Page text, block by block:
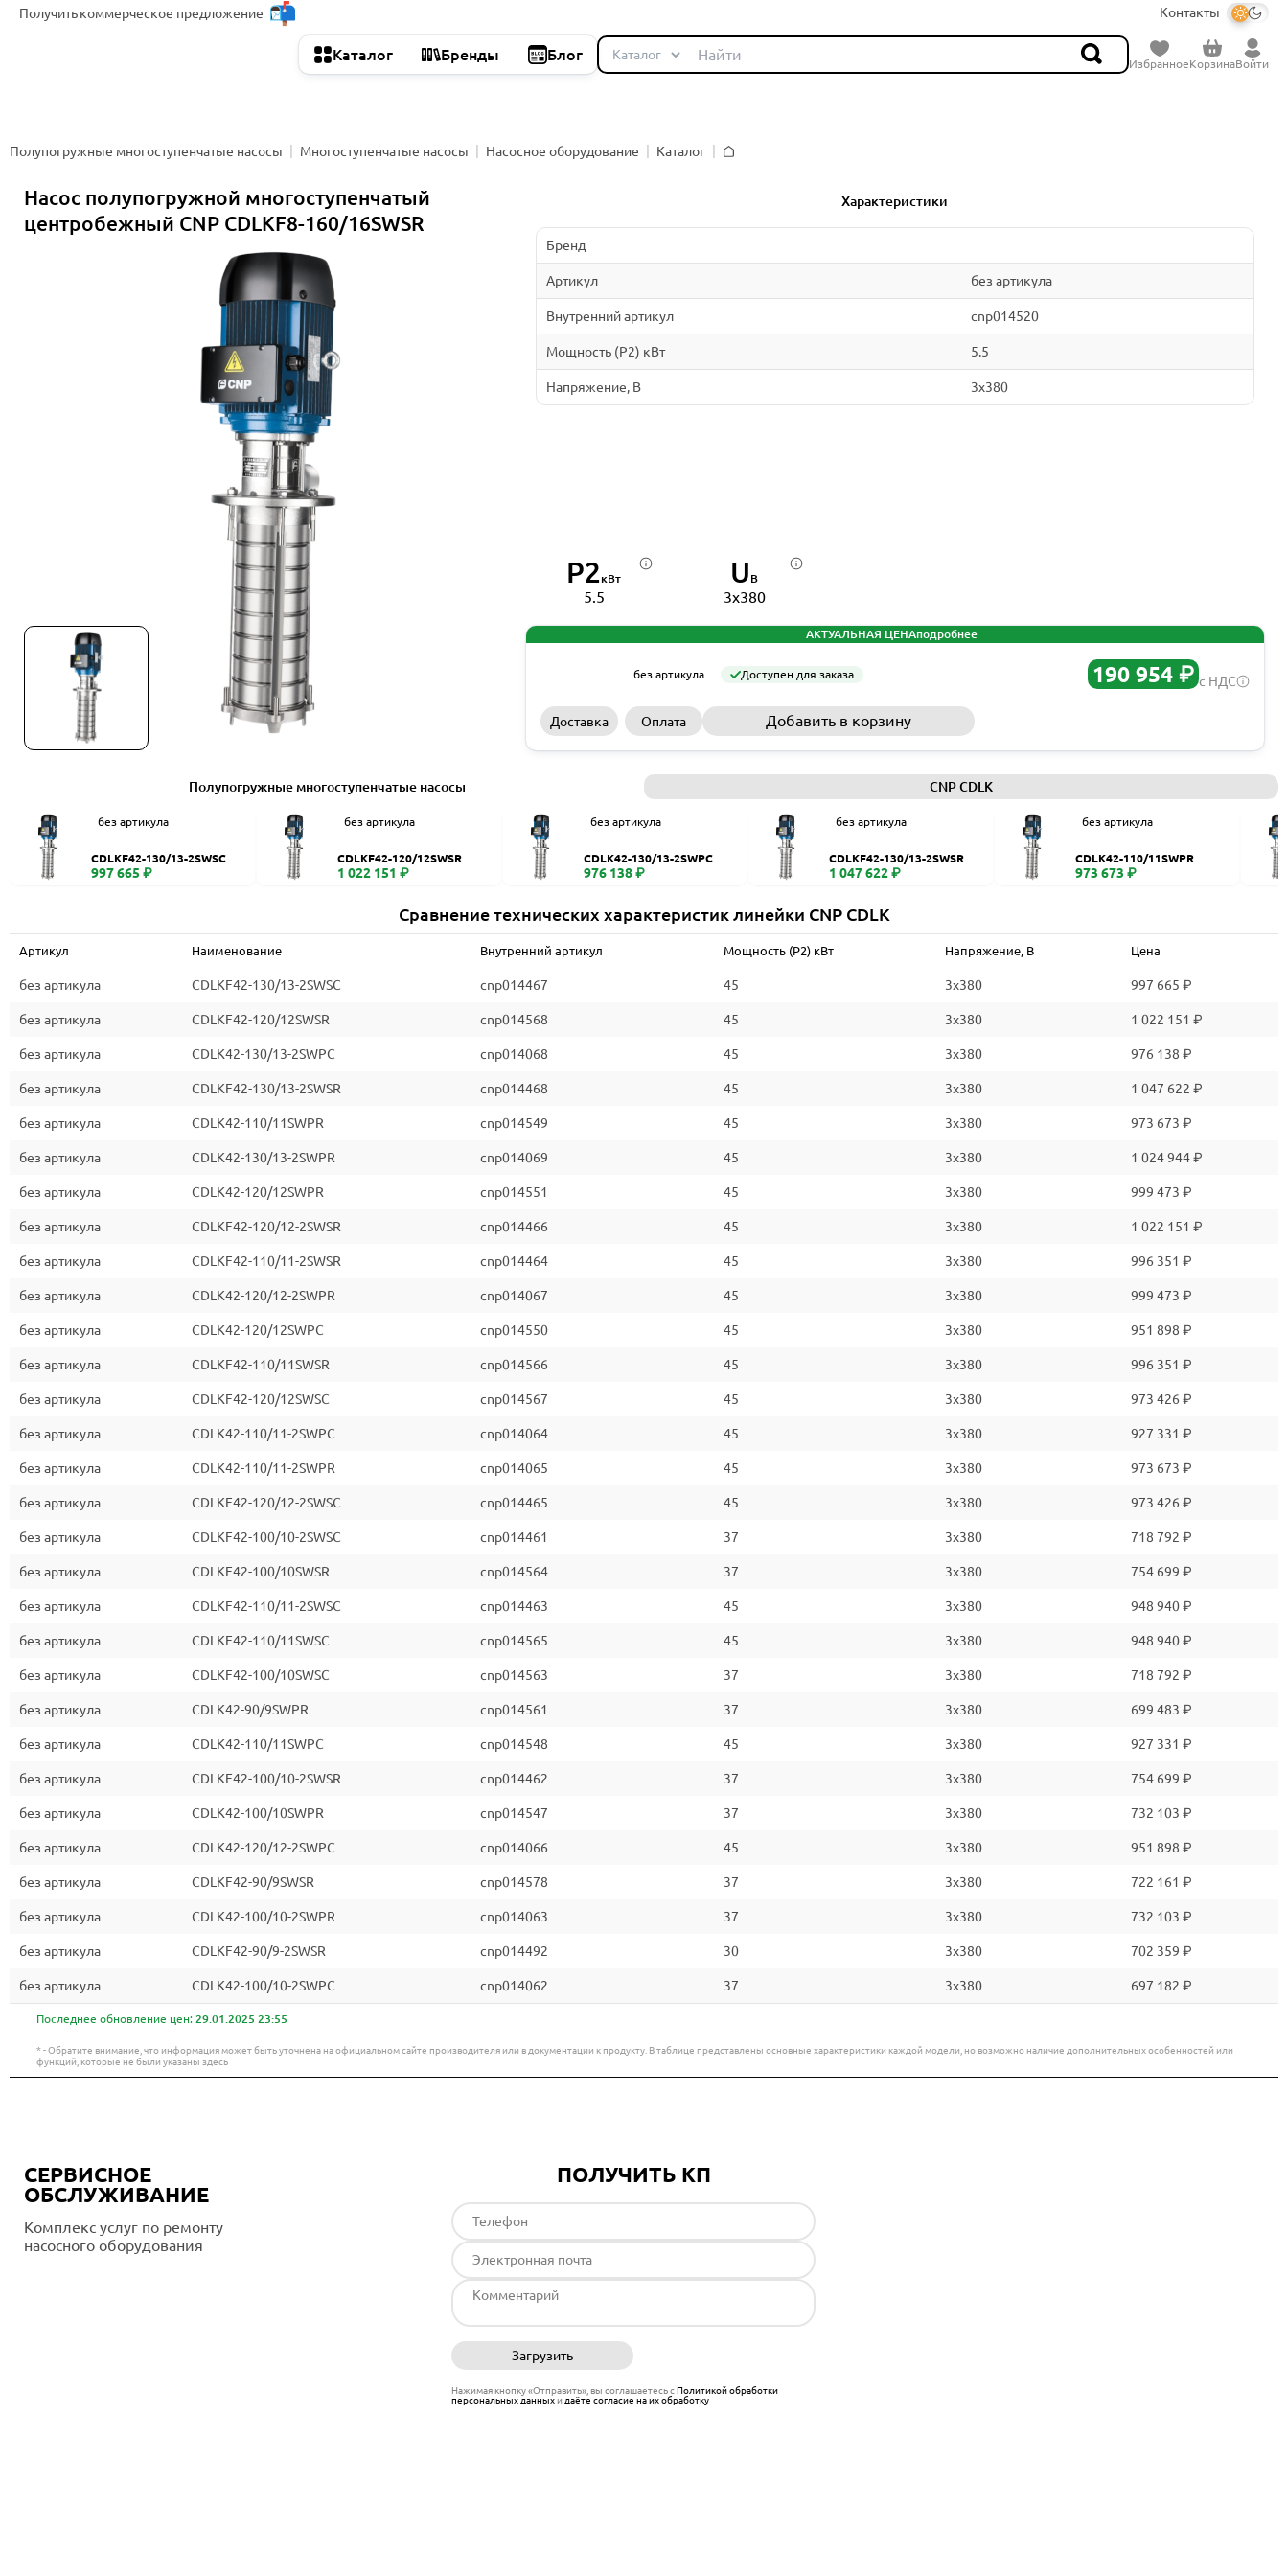
Получитькоммерческое предложение Контакты
Каталог Бренды Блог
ИзбранноеКорзинаВойти
Полупогружные многоступенчатые насосы Многоступенчатые насосы Насосное оборудование
Каталог
Насос полупогружной многоступенчатый
центробежный CNP CDLKF8-160/16SWSR
Характеристики
Бренд
Артикул без артикула
Внутренний артикул cnp014520
Мощность (P2) кВт 5.5
Напряжение, В 3x380
P2кВт
5.5
U В
3x380
АКТУАЛЬНАЯ ЦЕНАподробнее
без артикула Доступен для заказа 190 954 ₽ с НДС
Доставка Оплата Добавить в корзину
Полупогружные многоступенчатые насосы CNP CDLK
без артикула
CDLKF42-130/13-2SWSC
997 665 ₽
без артикула
CDLKF42-120/12SWSR
1 022 151 ₽
без артикула
CDLK42-130/13-2SWPC
976 138 ₽
без артикула
CDLKF42-130/13-2SWSR
1 047 622 ₽
без артикула
CDLK42-110/11SWPR
973 673 ₽
Сравнение технических характеристик линейки CNP CDLK
Артикул Наименование Внутренний артикул Мощность (P2) кВт Напряжение, В Цена
без артикула CDLKF42-130/13-2SWSC cnp014467 45 3x380 997 665 ₽
без артикула CDLKF42-120/12SWSR cnp014568 45 3x380 1 022 151 ₽
без артикула CDLK42-130/13-2SWPC cnp014068 45 3x380 976 138 ₽
без артикула CDLKF42-130/13-2SWSR cnp014468 45 3x380 1 047 622 ₽
без артикула CDLK42-110/11SWPR cnp014549 45 3x380 973 673 ₽
без артикула CDLK42-130/13-2SWPR cnp014069 45 3x380 1 024 944 ₽
без артикула CDLK42-120/12SWPR cnp014551 45 3x380 999 473 ₽
без артикула CDLKF42-120/12-2SWSR cnp014466 45 3x380 1 022 151 ₽
без артикула CDLKF42-110/11-2SWSR cnp014464 45 3x380 996 351 ₽
без артикула CDLK42-120/12-2SWPR cnp014067 45 3x380 999 473 ₽
без артикула CDLK42-120/12SWPC cnp014550 45 3x380 951 898 ₽
без артикула CDLKF42-110/11SWSR cnp014566 45 3x380 996 351 ₽
без артикула CDLKF42-120/12SWSC cnp014567 45 3x380 973 426 ₽
без артикула CDLK42-110/11-2SWPC cnp014064 45 3x380 927 331 ₽
без артикула CDLK42-110/11-2SWPR cnp014065 45 3x380 973 673 ₽
без артикула CDLKF42-120/12-2SWSC cnp014465 45 3x380 973 426 ₽
без артикула CDLKF42-100/10-2SWSC cnp014461 37 3x380 718 792 ₽
без артикула CDLKF42-100/10SWSR cnp014564 37 3x380 754 699 ₽
без артикула CDLKF42-110/11-2SWSC cnp014463 45 3x380 948 940 ₽
без артикула CDLKF42-110/11SWSC cnp014565 45 3x380 948 940 ₽
без артикула CDLKF42-100/10SWSC cnp014563 37 3x380 718 792 ₽
без артикула CDLK42-90/9SWPR cnp014561 37 3x380 699 483 ₽
без артикула CDLK42-110/11SWPC cnp014548 45 3x380 927 331 ₽
без артикула CDLKF42-100/10-2SWSR cnp014462 37 3x380 754 699 ₽
без артикула CDLK42-100/10SWPR cnp014547 37 3x380 732 103 ₽
без артикула CDLK42-120/12-2SWPC cnp014066 45 3x380 951 898 ₽
без артикула CDLKF42-90/9SWSR cnp014578 37 3x380 722 161 ₽
без артикула CDLK42-100/10-2SWPR cnp014063 37 3x380 732 103 ₽
без артикула CDLKF42-90/9-2SWSR cnp014492 30 3x380 702 359 ₽
без артикула CDLK42-100/10-2SWPC cnp014062 37 3x380 697 182 ₽
Последнее обновление цен: 29.01.2025 23:55
* - Обратите внимание, что информация может быть уточнена на официальном сайте производителя или в документации к продукту. В таблице представлены основные характеристики каждой модели, но возможно наличие дополнительных особенностей или
функций, которые не были указаны здесь
СЕРВИСНОЕ
ОБСЛУЖИВАНИЕ
Комплекс услуг по ремонту
насосного оборудования
ПОЛУЧИТЬ КП
Загрузить
Нажимая кнопку «Отправить», вы соглашаетесь сПолитикой обработки
персональных данныхи даёте согласие на их обработку